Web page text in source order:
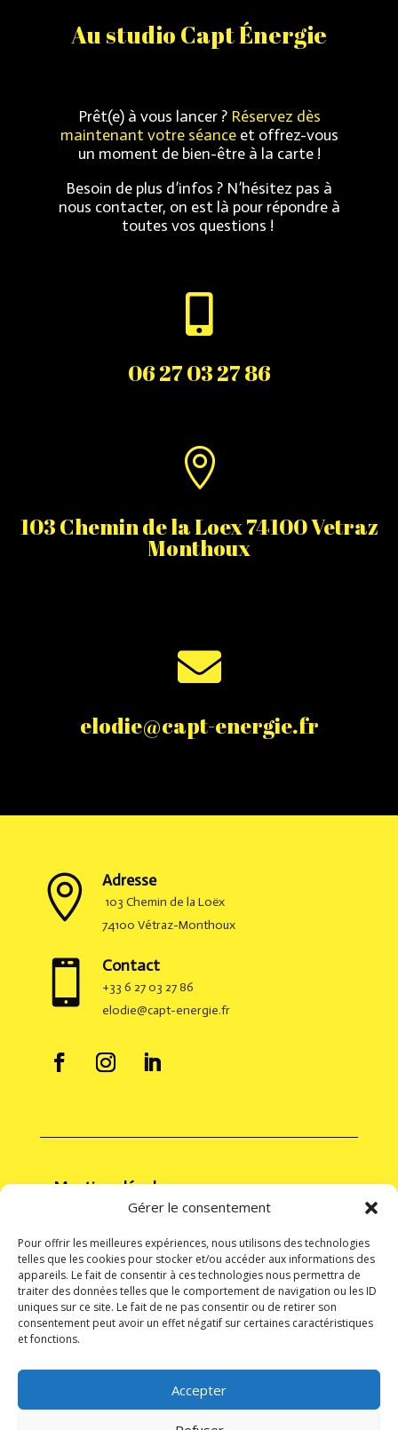
Gérer le consentement
Pour offrir les meilleures expériences, nous utilisons des technologies
telles que les cookies pour stocker et/ou accéder aux informations des
appareils. Le fait de consentir à ces technologies nous permettra de
traiter des données telles que le comportement de navigation ou les ID
uniques sur ce site. Le fait de ne pas consentir ou de retirer son
consentement peut avoir un effet négatif sur certaines caractéristiques
et fonctions.
Accepter
Au studio Capt Énergie
Prêt(e) à vous lancer ? Réservez dès
maintenant votre séanceet offrez-vous
un moment de bien-être à la carte !
Besoin de plus d’infos ? N’hésitez pas à
nous contacter, on est là pour répondre à
toutes vos questions !

06 27 03 27 86

103 Chemin de la Loex 74100 Vetraz
Monthoux

elodie@capt-energie.fr
 Adresse
103 Chemin de la Loëx
74100 Vétraz-Monthoux
 Contact
+33 6 27 03 27 86
elodie@capt-energie.fr
Mentions légales
Mentions Légales
Politique de cookies
Politique de confidentialité
Conditions générales
Conditions générales d’utilisation